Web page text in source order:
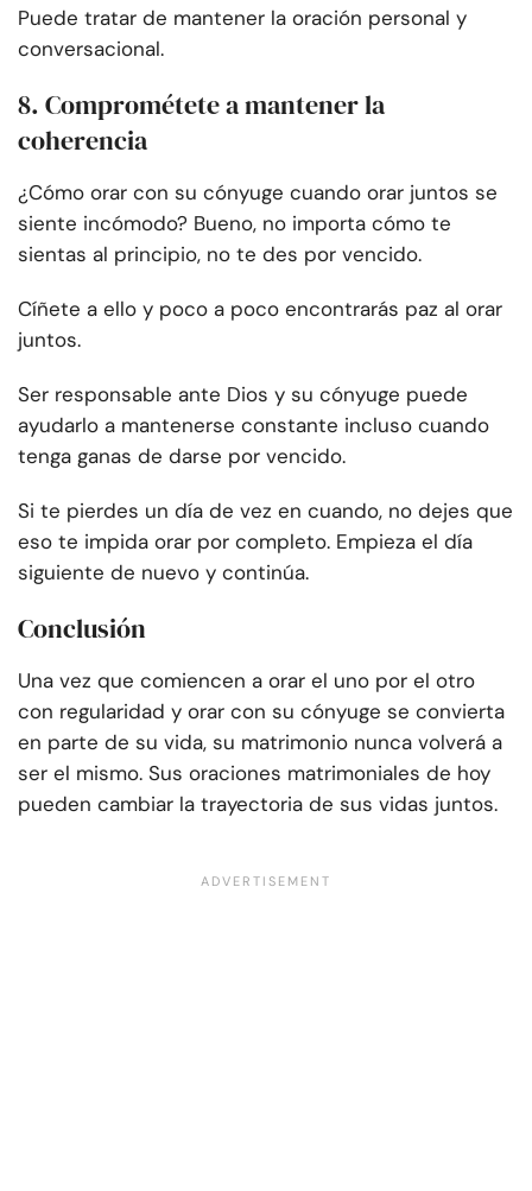
Puede tratar de mantener la oración personal y
conversacional.
8. Comprométete a mantener la
coherencia
¿Cómo orar con su cónyuge cuando orar juntos se
siente incómodo? Bueno, no importa cómo te
sientas al principio, no te des por vencido.
Cíñete a ello y poco a poco encontrarás paz al orar
juntos.
Ser responsable ante Dios y su cónyuge puede
ayudarlo a mantenerse constante incluso cuando
tenga ganas de darse por vencido.
Si te pierdes un día de vez en cuando, no dejes que
eso te impida orar por completo. Empieza el día
siguiente de nuevo y continúa.
Conclusión
Una vez que comiencen a orar el uno por el otro
con regularidad y orar con su cónyuge se convierta
en parte de su vida, su matrimonio nunca volverá a
ser el mismo. Sus oraciones matrimoniales de hoy
pueden cambiar la trayectoria de sus vidas juntos.